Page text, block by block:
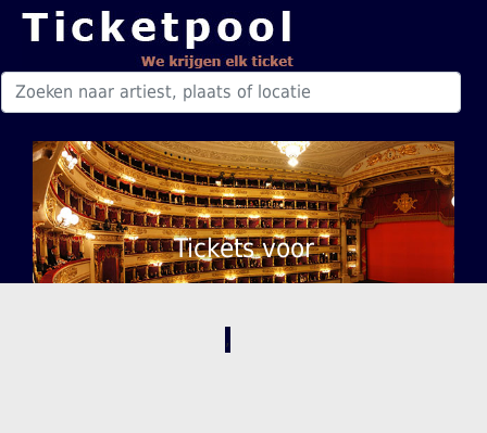
Tickets voor
,